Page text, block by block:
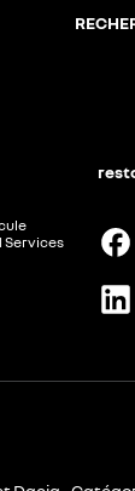
Services